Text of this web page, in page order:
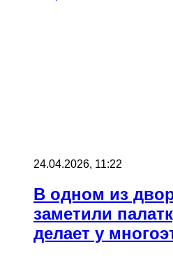
24.04.2026, 11:22
В одном из
заметили
делает у